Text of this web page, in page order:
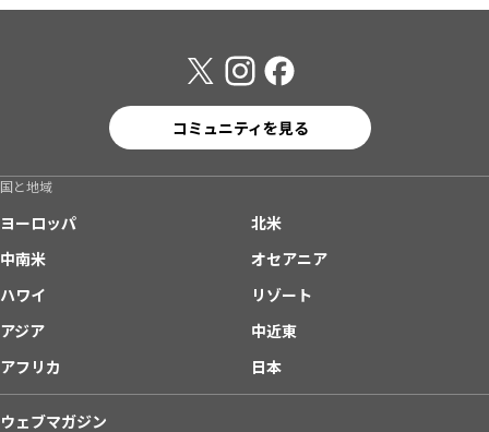
コミュニティを見る
国と地域
ヨーロッパ
北米
中南米
オセアニア
ハワイ
リゾート
アジア
中近東
アフリカ
日本
ウェブマガジン